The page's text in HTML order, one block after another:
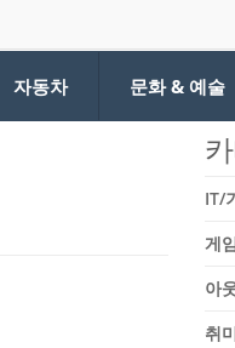
자동차 문화 & 예술
IT/
게
아
취